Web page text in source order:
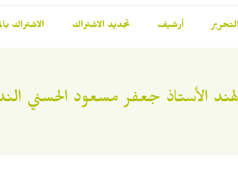
أرشيف تجديد الاشتراك الاشتراك
الأستاذ جعفر مسعود الحسني